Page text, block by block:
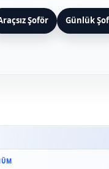
Şoför Günlük
En Baba ağı hizmet